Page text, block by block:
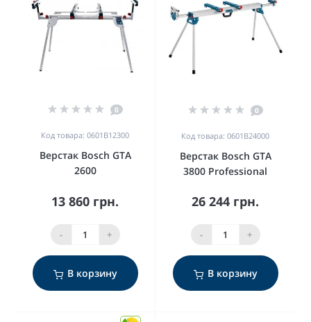
0
Код товара: 0601B12300
Верстак Bosch GTA
2600
13 860 грн.
- +
В корзину
0
Код товара: 0601B24000
Верстак Bosch GTA
3800 Professional
26 244 грн.
- +
В корзину